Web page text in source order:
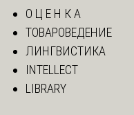
О Ц Е Н К А
ТОВАРОВЕДЕНИЕ
ЛИНГВИСТИКА
INTELLECT
LIBRARY